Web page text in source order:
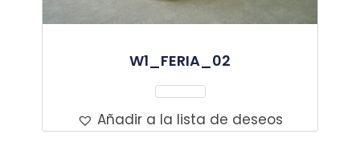
W1_FERIA_02
Leer Más
Añadir a la lista de deseos